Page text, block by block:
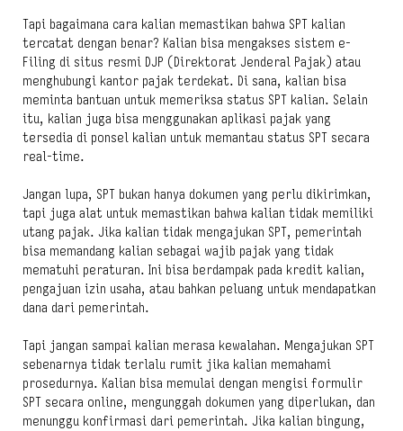
Tapi bagaimana cara kalian memastikan bahwa SPT kalian
tercatat dengan benar? Kalian bisa mengakses sistem e-
Filing di situs resmi DJP (Direktorat Jenderal Pajak) atau
menghubungi kantor pajak terdekat. Di sana, kalian bisa
meminta bantuan untuk memeriksa status SPT kalian. Selain
itu, kalian juga bisa menggunakan aplikasi pajak yang
tersedia di ponsel kalian untuk memantau status SPT secara
real-time.
Jangan lupa, SPT bukan hanya dokumen yang perlu dikirimkan,
tapi juga alat untuk memastikan bahwa kalian tidak memiliki
utang pajak. Jika kalian tidak mengajukan SPT, pemerintah
bisa memandang kalian sebagai wajib pajak yang tidak
mematuhi peraturan. Ini bisa berdampak pada kredit kalian,
pengajuan izin usaha, atau bahkan peluang untuk mendapatkan
dana dari pemerintah.
Tapi jangan sampai kalian merasa kewalahan. Mengajukan SPT
sebenarnya tidak terlalu rumit jika kalian memahami
prosedurnya. Kalian bisa memulai dengan mengisi formulir
SPT secara online, mengunggah dokumen yang diperlukan, dan
menunggu konfirmasi dari pemerintah. Jika kalian bingung,